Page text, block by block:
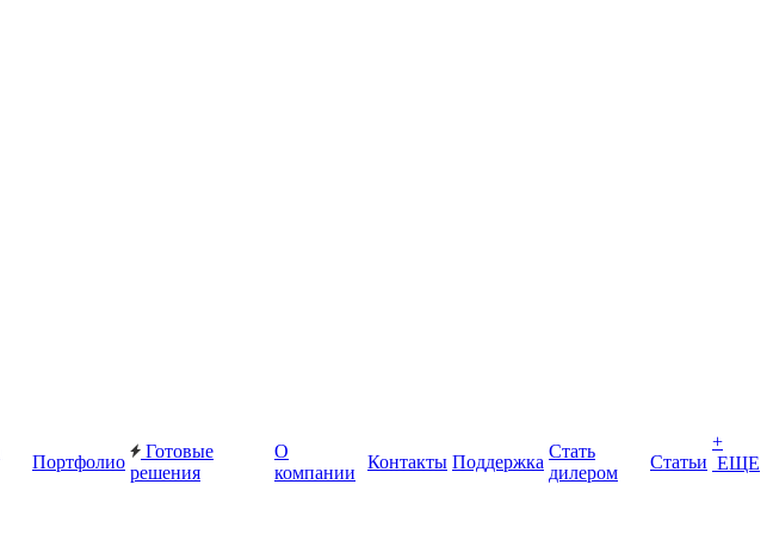
Портфолио
Готовые
решения
О
компании
Контакты Поддержка
Стать
дилером
Статьи
+
ЕЩЕ